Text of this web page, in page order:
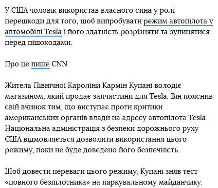
У США чоловік використав власного сина у ролі
перешкоди для того, щоб випробувати режим автопілота у
автомобілі Tesla і його здатність розрізняти та зупинятися
перед пішоходами.
Про це пише CNN.
Житель Північної Кароліни Кармін Купані володіє
магазином, який продає запчастини для Tesla. Він пояснив
свій вчинок тим, що виступає проти критики
американських органів влади на адресу автопілота Tesla.
Національна адміністрація з безпеки дорожнього руху
США відмовляється дозволити використання цього
режиму, поки не буде доведено його безпечність.
Щоб довести переваги цього режиму, Купані зняв тест
«повного безпілотника» на паркувальному майданчику.